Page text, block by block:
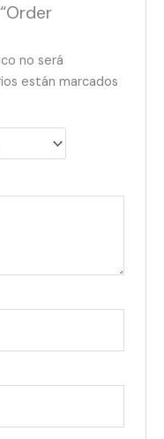
no será
están marcados